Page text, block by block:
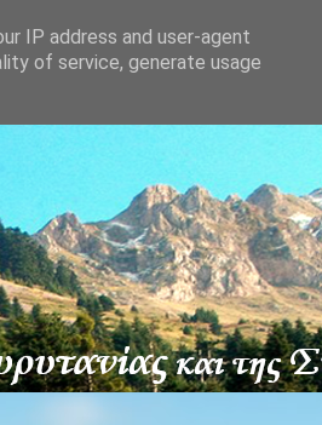
IP address and user-agent
of service, generate usage